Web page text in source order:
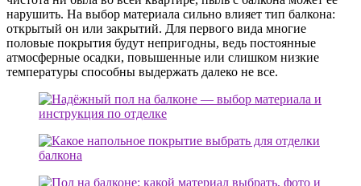
нарушить. На выбор материала сильно влияет тип балкона:
открытый он или закрытий. Для первого вида многие
половые покрытия будут непригодны, ведь постоянные
атмосферные осадки, повышенные или слишком низкие
температуры способны выдержать далеко не все.